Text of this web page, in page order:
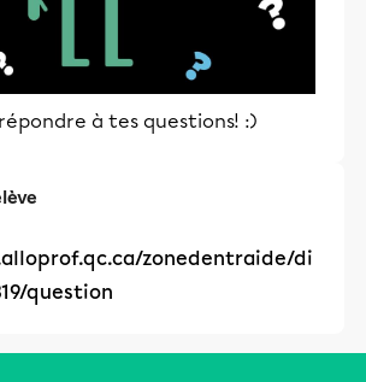
à tes questions! :)
zonedentraide/di
question